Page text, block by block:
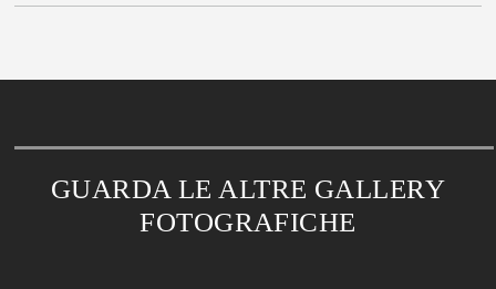
GUARDA LE ALTRE GALLERY
FOTOGRAFICHE